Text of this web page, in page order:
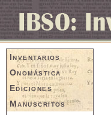
Inventarios
Onomástica
Ediciones
Manuscritos